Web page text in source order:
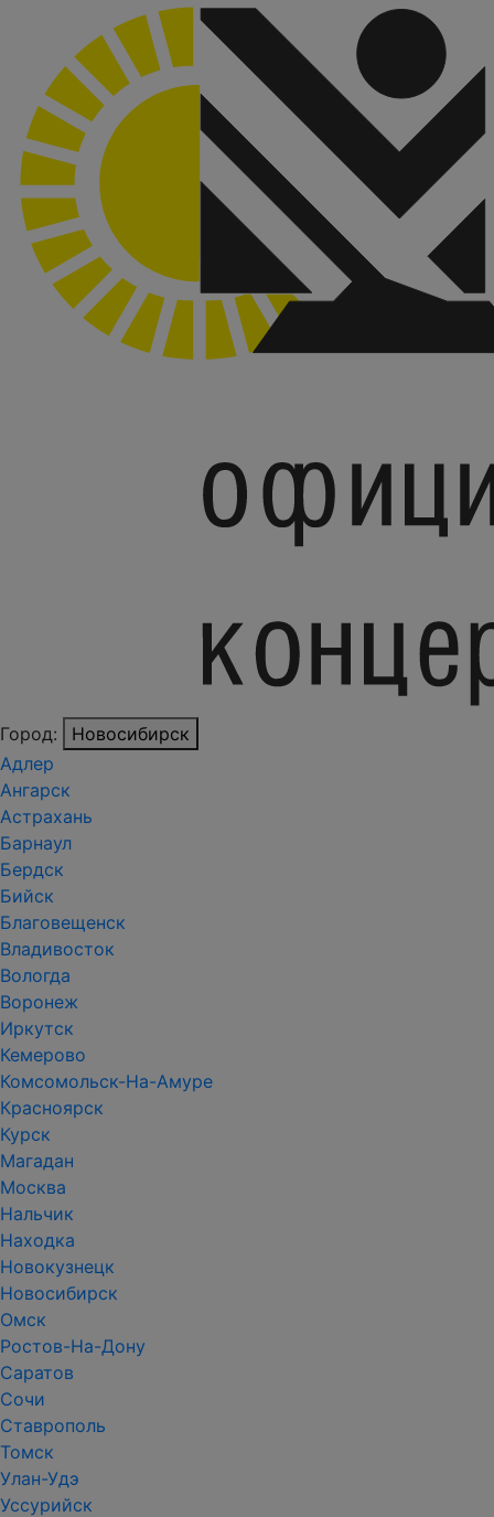
Город:
Новосибирск
Адлер
Ангарск
Астрахань
Барнаул
Бердск
Бийск
Благовещенск
Владивосток
Вологда
Воронеж
Иркутск
Кемерово
Комсомольск-На-Амуре
Красноярск
Курск
Магадан
Москва
Нальчик
Находка
Новокузнецк
Новосибирск
Омск
Ростов-На-Дону
Саратов
Сочи
Ставрополь
Томск
Улан-Удэ
Уссурийск